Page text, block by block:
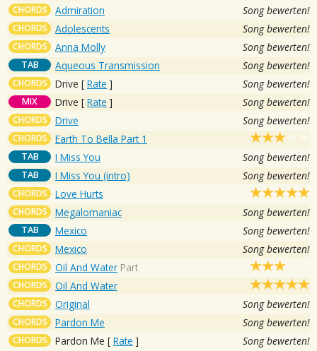
CHORDS Admiration Song bewerten!
CHORDS Adolescents Song bewerten!
CHORDS Anna Molly Song bewerten!
TAB Aqueous Transmission Song bewerten!
CHORDS Drive [ Rate ] Song bewerten!
MIX Drive [ Rate ] Song bewerten!
CHORDS Drive Song bewerten!
CHORDS Earth To Bella Part 1
TAB I Miss You Song bewerten!
TAB I Miss You (intro) Song bewerten!
CHORDS Love Hurts
CHORDS Megalomaniac Song bewerten!
TAB Mexico Song bewerten!
CHORDS Mexico Song bewerten!
CHORDS Oil And Water Part
CHORDS Oil And Water
CHORDS Original Song bewerten!
CHORDS Pardon Me Song bewerten!
CHORDS Pardon Me [ Rate ] Song bewerten!